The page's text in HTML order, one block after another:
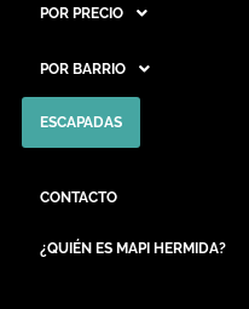
POR PRECIO
POR BARRIO
ESCAPADAS
CONTACTO
¿QUIÉN ES MAPI HERMIDA?